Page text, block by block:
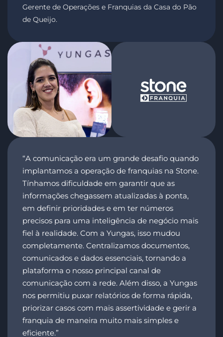
Gerente de Operações e Franquias da Casa do Pão
de Queijo.
“A comunicação era um grande desafio quando
implantamos a operação de franquias na Stone.
Tínhamos dificuldade em garantir que as
informações chegassem atualizadas à ponta,
em definir prioridades e em ter números
precisos para uma inteligência de negócio mais
fiel à realidade. Com a Yungas, isso mudou
completamente. Centralizamos documentos,
comunicados e dados essenciais, tornando a
plataforma o nosso principal canal de
comunicação com a rede. Além disso, a Yungas
nos permitiu puxar relatórios de forma rápida,
priorizar casos com mais assertividade e gerir a
franquia de maneira muito mais simples e
eficiente.”